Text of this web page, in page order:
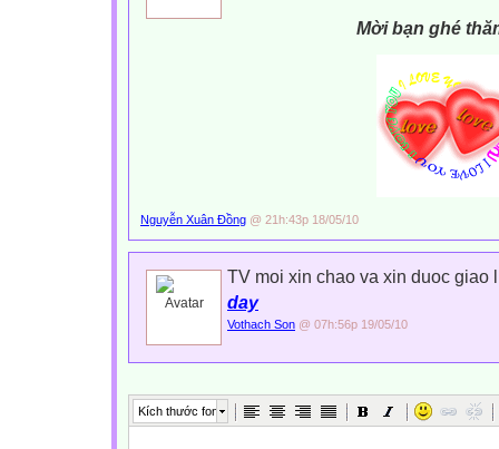
Mời bạn ghé
Nguyễn Xuân Đồng @ 21h:43p 18/05/10
TV moi xin chao va xin duoc giao
day
Vothach Son @ 07h:56p 19/05/10
Kích thước font